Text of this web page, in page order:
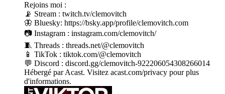
Rejoins moi :
📡 Stream : twitch.tv/clemovitch
🦋 Bluesky: https://bsky.app/profile/clemovitch.com
📷 Instagram : instagram.com/clemovitch/
🧵 Threads : threads.net/@clemovitch
📱 TikTok : tiktok.com/@clemovitch
💬 Discord : discord.gg/clemovitch-922206054308266014
Hébergé par Acast. Visitez acast.com/privacy pour plus
d'informations.